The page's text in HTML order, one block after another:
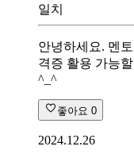
일치
안녕하세요. 멘
격증 활용 가능
^_^
좋아요 0
2024.12.26